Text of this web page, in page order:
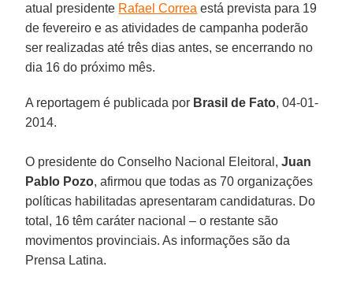
atual presidente Rafael Correa está prevista para 19
de fevereiro e as atividades de campanha poderão
ser realizadas até três dias antes, se encerrando no
dia 16 do próximo mês.
A reportagem é publicada por Brasil de Fato, 04-01-
2014.
O presidente do Conselho Nacional Eleitoral, Juan
Pablo Pozo, afirmou que todas as 70 organizações
políticas habilitadas apresentaram candidaturas. Do
total, 16 têm caráter nacional – o restante são
movimentos provinciais. As informações são da
Prensa Latina.